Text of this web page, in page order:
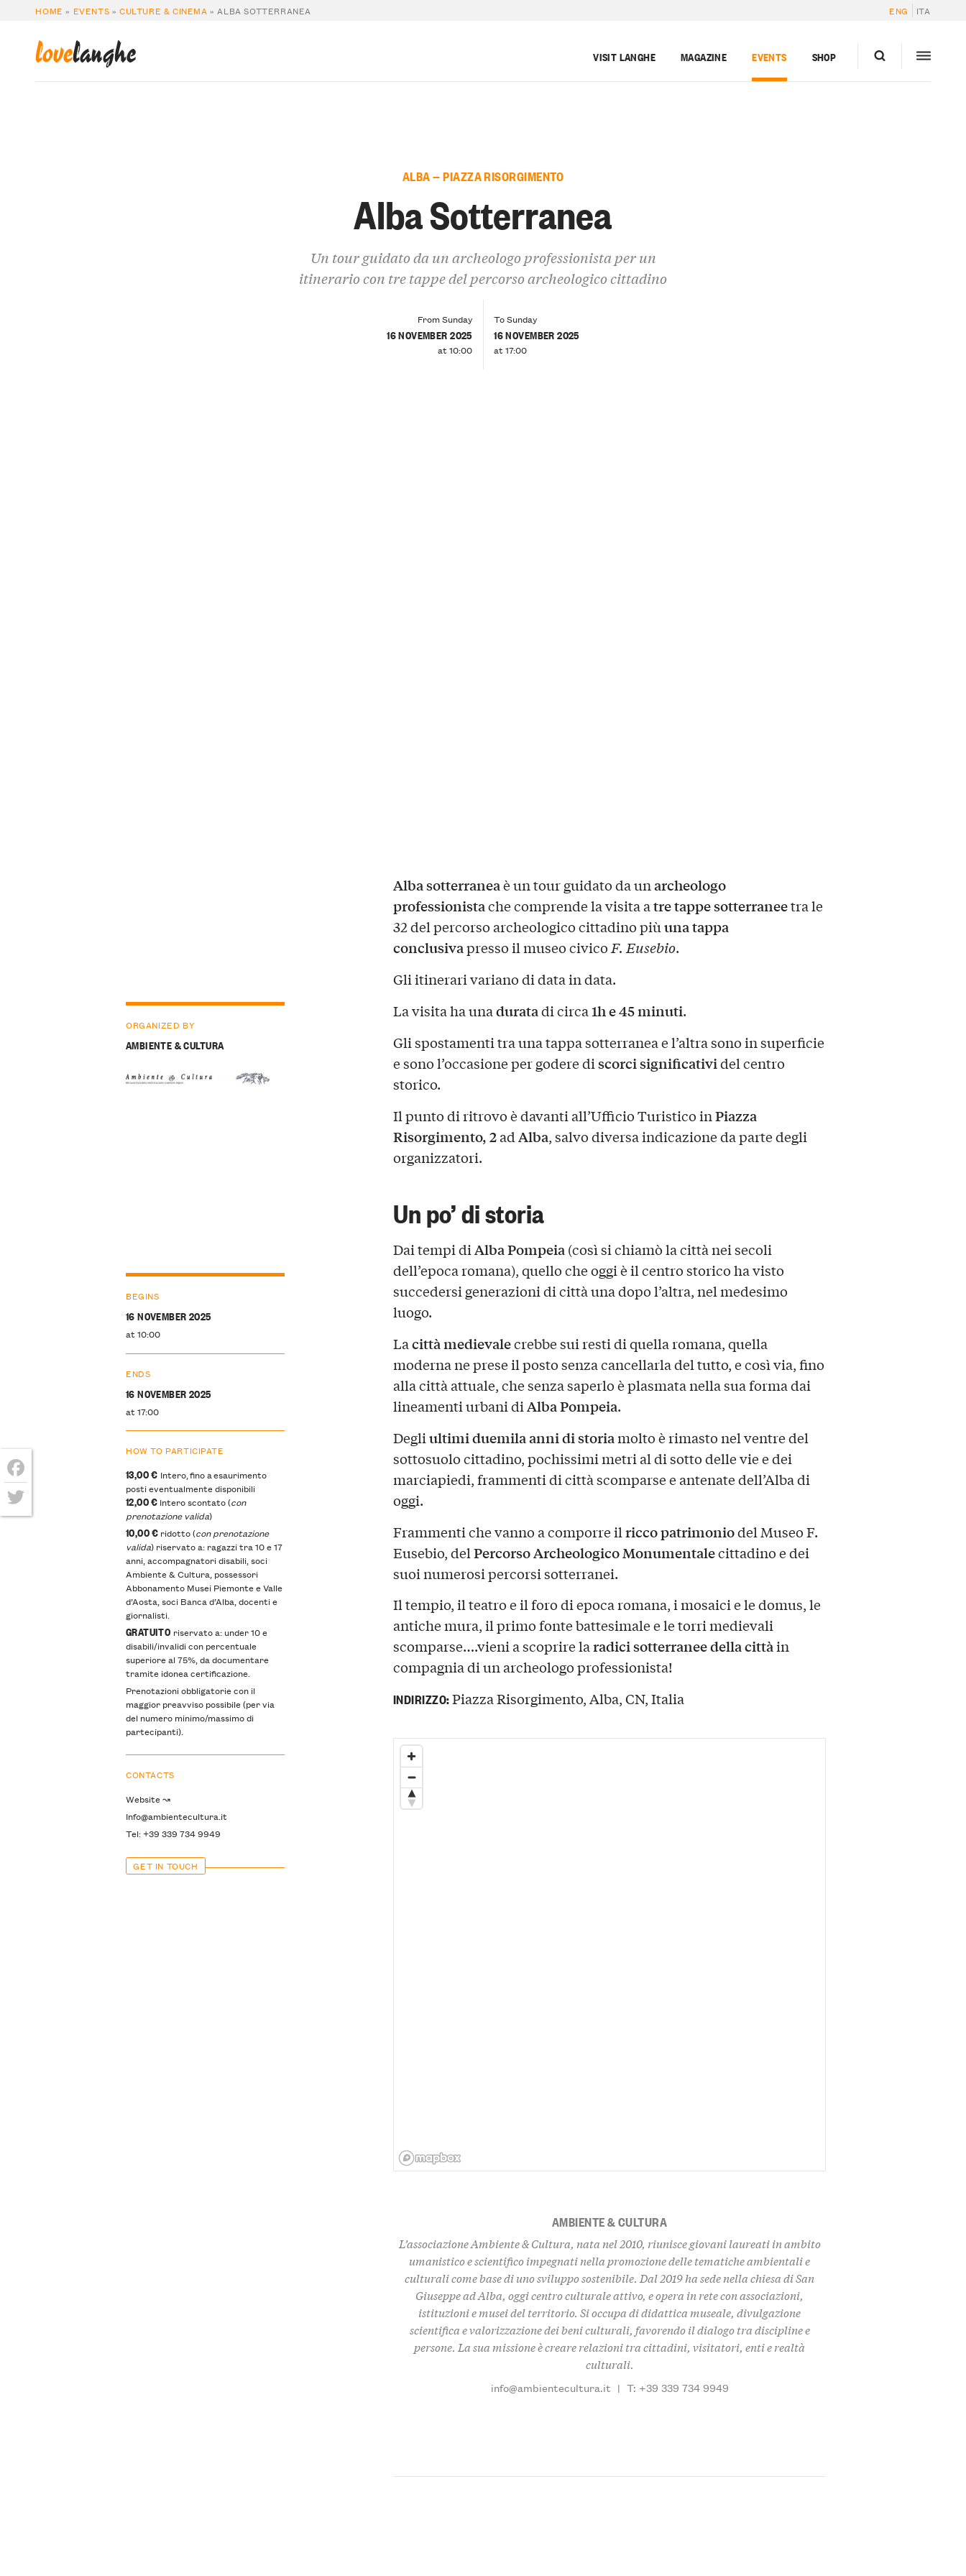
HOME » EVENTS »CULTURE & CINEMA »ALBA SOTTERRANEA ENG ITA
lovelanghe VISIT LANGHE MAGAZINE EVENTS SHOP
ALBA — PIAZZA RISORGIMENTO
Alba Sotterranea
Un tour guidato da un archeologo professionista per un
itinerario con tre tappe del percorso archeologico cittadino
From Sunday
16 NOVEMBER 2025
at 10:00
To Sunday
16 NOVEMBER 2025
at 17:00
Alba sotterraneaè un tour guidato da unarcheologo
professionistache comprende la visita atre tappe sotterraneetra le
32 del percorso archeologico cittadino piùuna tappa
conclusivapresso il museo civicoF. Eusebio.
Gli itinerari variano di data in data.
La visita ha unaduratadi circa1h e 45 minuti.
Gli spostamenti tra una tappa sotterranea e l’altra sono in superficie
e sono l’occasione per godere discorci significatividel centro
storico.
Il punto di ritrovo è davanti all’Ufficio Turistico inPiazza
Risorgimento, 2ad Alba, salvo diversa indicazione da parte degli
organizzatori.
Un po’ di storia
Dai tempi diAlba Pompeia(così si chiamò la città nei secoli
dell’epoca romana), quello che oggi è il centro storico ha visto
succedersi generazioni di città una dopo l’altra, nel medesimo
luogo.
Lacittà medievalecrebbe sui resti di quella romana, quella
moderna ne prese il posto senza cancellarla del tutto, e così via, fino
alla città attuale, che senza saperlo è plasmata nella sua forma dai
lineamenti urbani diAlba Pompeia.
Degliultimi duemila anni di storiamolto è rimasto nel ventre del
sottosuolo cittadino, pochissimi metri al di sotto delle vie e dei
marciapiedi, frammenti di città scomparse e antenate dell’Alba di
oggi.
Frammenti che vanno a comporre ilricco patrimoniodel Museo F.
Eusebio, delPercorso Archeologico Monumentalecittadino e dei
suoi numerosi percorsi sotterranei.
Il tempio, il teatro e il foro di epoca romana, i mosaici e le domus, le
antiche mura, il primo fonte battesimale e le torri medievali
scomparse….vieni a scoprire laradici sotterranee della cittàin
compagnia di un archeologo professionista!
ORGANIZED BY
AMBIENTE & CULTURA
BEGINS
16 NOVEMBER 2025
at 10:00
ENDS
16 NOVEMBER 2025
at 17:00
HOW TO PARTICIPATE
13,00 € Intero, fino a esaurimento
posti eventualmente disponibili
12,00 € Intero scontato (con
prenotazione valida)
10,00 € ridotto (con prenotazione
valida) riservato a: ragazzi tra 10 e 17
anni, accompagnatori disabili, soci
Ambiente & Cultura, possessori
Abbonamento Musei Piemonte e Valle
d’Aosta, soci Banca d’Alba, docenti e
giornalisti.
GRATUITO riservato a: under 10 e
disabili/invalidi con percentuale
superiore al 75%, da documentare
tramite idonea certificazione.
Prenotazioni obbligatorie con il
maggior preavviso possibile (per via
del numero minimo/massimo di
partecipanti).
CONTACTS
Website ↝
Info@ambientecultura.it
Tel: +39 339 734 9949
GET IN TOUCH
INDIRIZZO:Piazza Risorgimento, Alba, CN, Italia
AMBIENTE & CULTURA
L’associazione Ambiente & Cultura, nata nel 2010, riunisce giovani laureati in ambito
umanistico e scientifico impegnati nella promozione delle tematiche ambientali e
culturali come base di uno sviluppo sostenibile. Dal 2019 ha sede nella chiesa di San
Giuseppe ad Alba, oggi centro culturale attivo, e opera in rete con associazioni,
istituzioni e musei del territorio. Si occupa di didattica museale, divulgazione
scientifica e valorizzazione dei beni culturali, favorendo il dialogo tra discipline e
persone. La sua missione è creare relazioni tra cittadini, visitatori, enti e realtà
culturali.
info@ambientecultura.it | T: +39 339 734 9949
Facebook
Twitter